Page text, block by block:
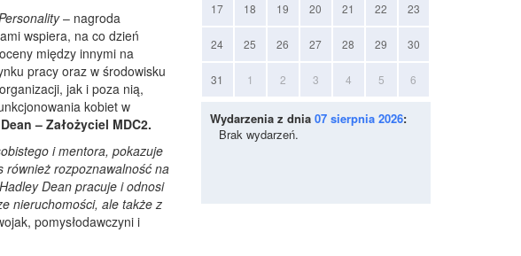
– nagroda
wspiera, na co dzień
między innymi na
pracy oraz w środowisku
jak i poza nią,
kobiet w
– Założyciel MDC2.
i mentora, pokazuje
również rozpoznawalność na
Dean pracuje i odnosi
nieruchomości, ale także z
pomysłodawczyni i
17 18 19 20 21 22 23
24 25 26 27 28 29 30
31 1 2 3 4 5 6
Wydarzenia z dnia 07 sierpnia 2026:
Brak wydarzeń.